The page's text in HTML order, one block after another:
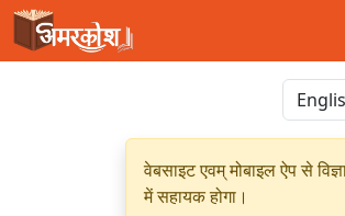
वेबसाइट एवम् मोबाइल ऐप से
में सहायक होगा।